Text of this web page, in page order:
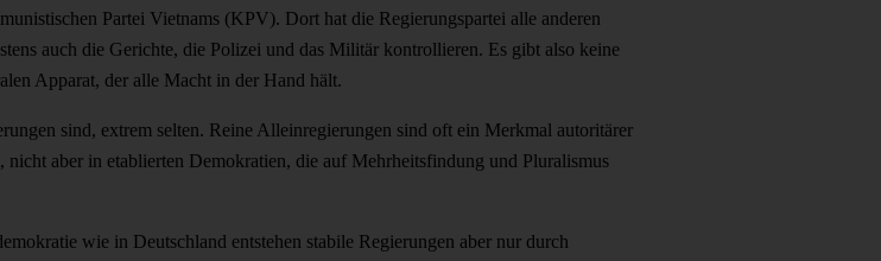
Partei Vietnams (KPV). Dort hat die Regierungspartei alle anderen
auch die Gerichte, die Polizei und das Militär kontrollieren. Es gibt also keine
Apparat, der alle Macht in der Hand hält.
sind, extrem selten. Reine Alleinregierungen sind oft ein Merkmal autoritärer
aber in etablierten Demokratien, die auf Mehrheitsfindung und Pluralismus
wie in Deutschland entstehen stabile Regierungen aber nur durch